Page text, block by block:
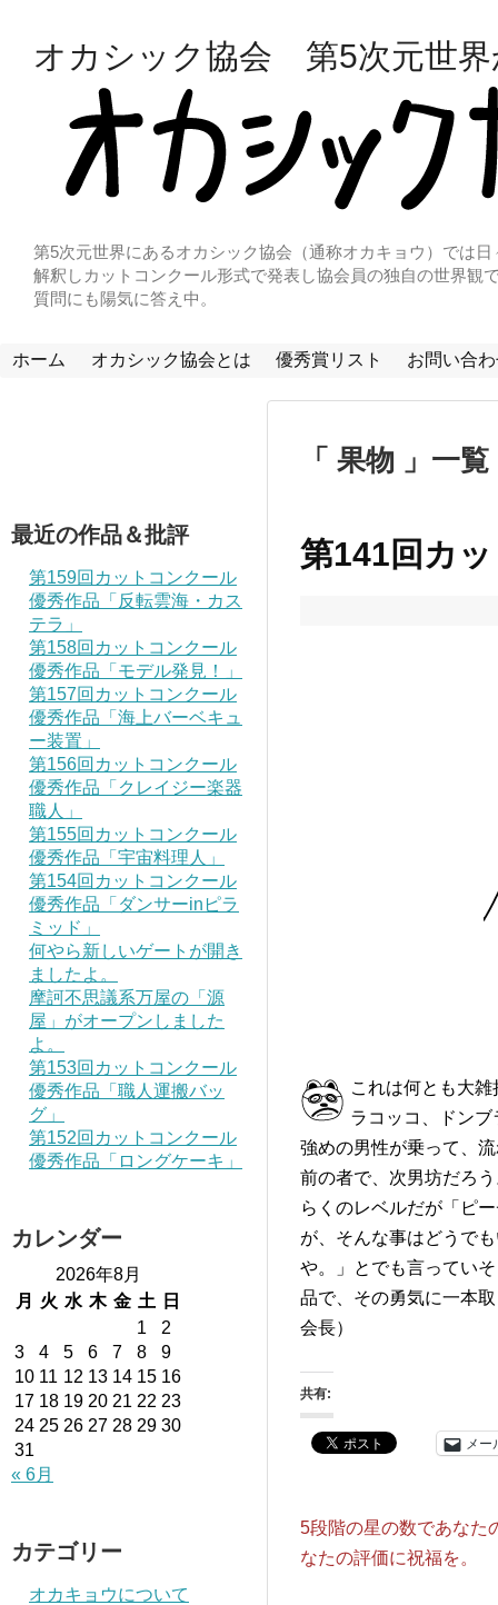
オカシック協会 第5次元世
第5次元世界にあるオカシック協会（通称オカキョウ）では
解釈しカットコンクール形式で発表し協会員の独自の世界観
質問にも陽気に答え中。
ホーム オカシック協会とは 優秀賞リスト お問い合
最近の作品＆批評
第159回カットコンクール
優秀作品「反転雲海・カス
テラ」
第158回カットコンクール
優秀作品「モデル発見！」
第157回カットコンクール
優秀作品「海上バーベキュ
ー装置」
第156回カットコンクール
優秀作品「クレイジー楽器
職人」
第155回カットコンクール
優秀作品「宇宙料理人」
第154回カットコンクール
優秀作品「ダンサーinピラ
ミッド」
何やら新しいゲートが開き
ましたよ。
摩訶不思議系万屋の「源
屋」がオープンしました
よ。
第153回カットコンクール
優秀作品「職人運搬バッ
グ」
第152回カットコンクール
優秀作品「ロングケーキ」
カレンダー
2026年8月
月
火 水 木 金 土
日
1
2
3
4 5 6 7 8
9
10 11 12 13 14 15 16
17 18 19 20 21 22 23
24 25 26 27 28 29 30
31
« 6月
カテゴリー
オカキョウについて
果物 一覧
第141回カ
これは何とも大
ラコッコ、ドン
強めの男性が乗って、
前の者で、次男坊だろ
らくのレベルだが「ピ
が、そんな事はどうで
や。」とでも言ってい
品で、その勇気に一本
会長）
共有:
メー
5段階の星の数であなた
なたの評価に祝福を。